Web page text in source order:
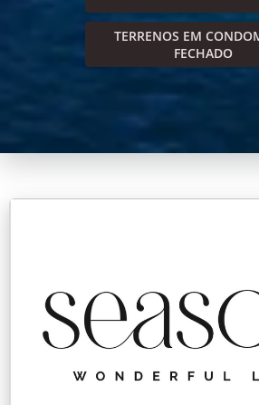
TERRENOS EM
FECHADO